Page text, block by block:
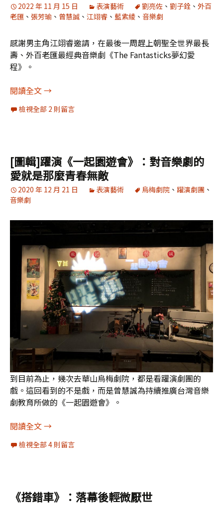
2022 年 11 月 15 日 表演藝術 劉亮佐 、 劉子銓 、 外百
老匯 、 張芳瑜 、 曾慧誠 、 江翊睿 、 藍紫綾 、 音樂劇
感謝男主角江翊睿邀請，在最後一周趕上朝聖全世界最長
壽、外百老匯最經典音樂劇《The Fantasticks夢幻愛
程》。
閱讀全文[圖輯]“ The Fantasticks 夢幻愛程”外百老匯全
→
檢視全部 2 則留言
[圖輯]躍演《一起園遊會》：對音樂劇的
愛就是那麼青春無敵
2020 年 12 月 21 日 表演藝術 烏梅劇院 、 躍演劇團 、
音樂劇
到目前為止，幾次去華山烏梅劇院，都是看躍演劇團的
戲。這回看到的不是戲，而是曾慧誠為持續推廣台灣音樂
劇教育所做的《一起園遊會》。
閱讀全文[圖輯]躍演《一起園遊會》：對音樂劇的愛就是那
→
檢視全部 4 則留言
《搭錯車》：落幕後輕微厭世